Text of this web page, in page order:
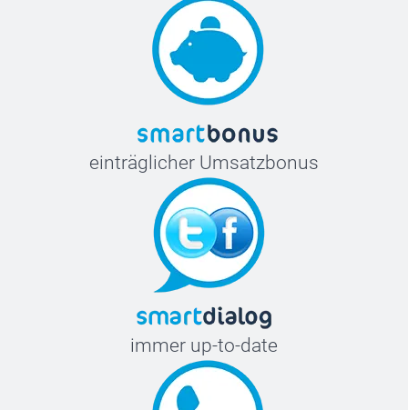
einträglicher Umsatzbonus
immer up-to-date